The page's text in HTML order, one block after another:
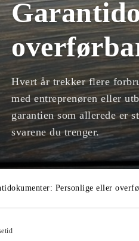
Hvert år trekker flere
med entreprenøren eller
garantien som allerede er
svarene du trenger.
Personlige eller